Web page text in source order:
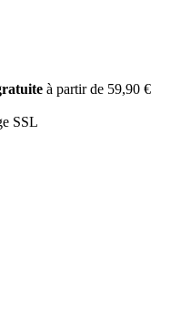
à partir de 59,90 €
SSL